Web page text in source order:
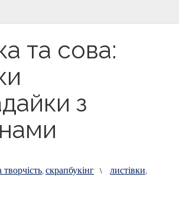
та сова:
з
творчість,скрапбукінг \ листівки,